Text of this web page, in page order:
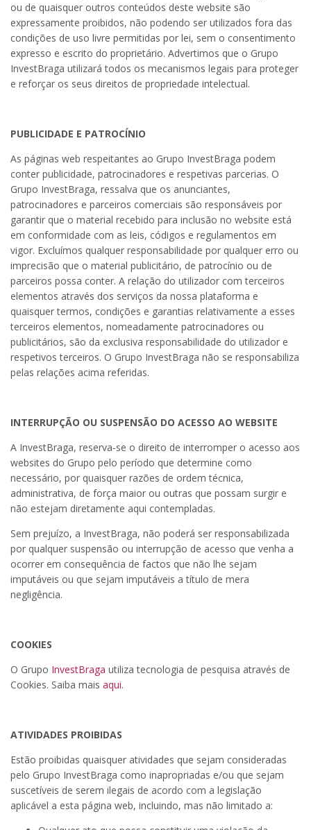
ou de quaisquer outros conteúdos deste website são
expressamente proibidos, não podendo ser utilizados fora das
condições de uso livre permitidas por lei, sem o consentimento
expresso e escrito do proprietário. Advertimos que o Grupo
InvestBraga utilizará todos os mecanismos legais para proteger
e reforçar os seus direitos de propriedade intelectual.
PUBLICIDADE E PATROCÍNIO
As páginas web respeitantes ao Grupo InvestBraga podem
conter publicidade, patrocinadores e respetivas parcerias. O
Grupo InvestBraga, ressalva que os anunciantes,
patrocinadores e parceiros comerciais são responsáveis por
garantir que o material recebido para inclusão no website está
em conformidade com as leis, códigos e regulamentos em
vigor. Excluímos qualquer responsabilidade por qualquer erro ou
imprecisão que o material publicitário, de patrocínio ou de
parceiros possa conter. A relação do utilizador com terceiros
elementos através dos serviços da nossa plataforma e
quaisquer termos, condições e garantias relativamente a esses
terceiros elementos, nomeadamente patrocinadores ou
publicitários, são da exclusiva responsabilidade do utilizador e
respetivos terceiros. O Grupo InvestBraga não se responsabiliza
pelas relações acima referidas.
INTERRUPÇÃO OU SUSPENSÃO DO ACESSO AO WEBSITE
A InvestBraga, reserva-se o direito de interromper o acesso aos
websites do Grupo pelo período que determine como
necessário, por quaisquer razões de ordem técnica,
administrativa, de força maior ou outras que possam surgir e
não estejam diretamente aqui contempladas.
Sem prejuízo, a InvestBraga, não poderá ser responsabilizada
por qualquer suspensão ou interrupção de acesso que venha a
ocorrer em consequência de factos que não lhe sejam
imputáveis ou que sejam imputáveis a título de mera
negligência.
COOKIES
O Grupo InvestBraga utiliza tecnologia de pesquisa através de
Cookies. Saiba mais aqui.
ATIVIDADES PROIBIDAS
Estão proibidas quaisquer atividades que sejam consideradas
pelo Grupo InvestBraga como inapropriadas e/ou que sejam
suscetíveis de serem ilegais de acordo com a legislação
aplicável a esta página web, incluindo, mas não limitado a: